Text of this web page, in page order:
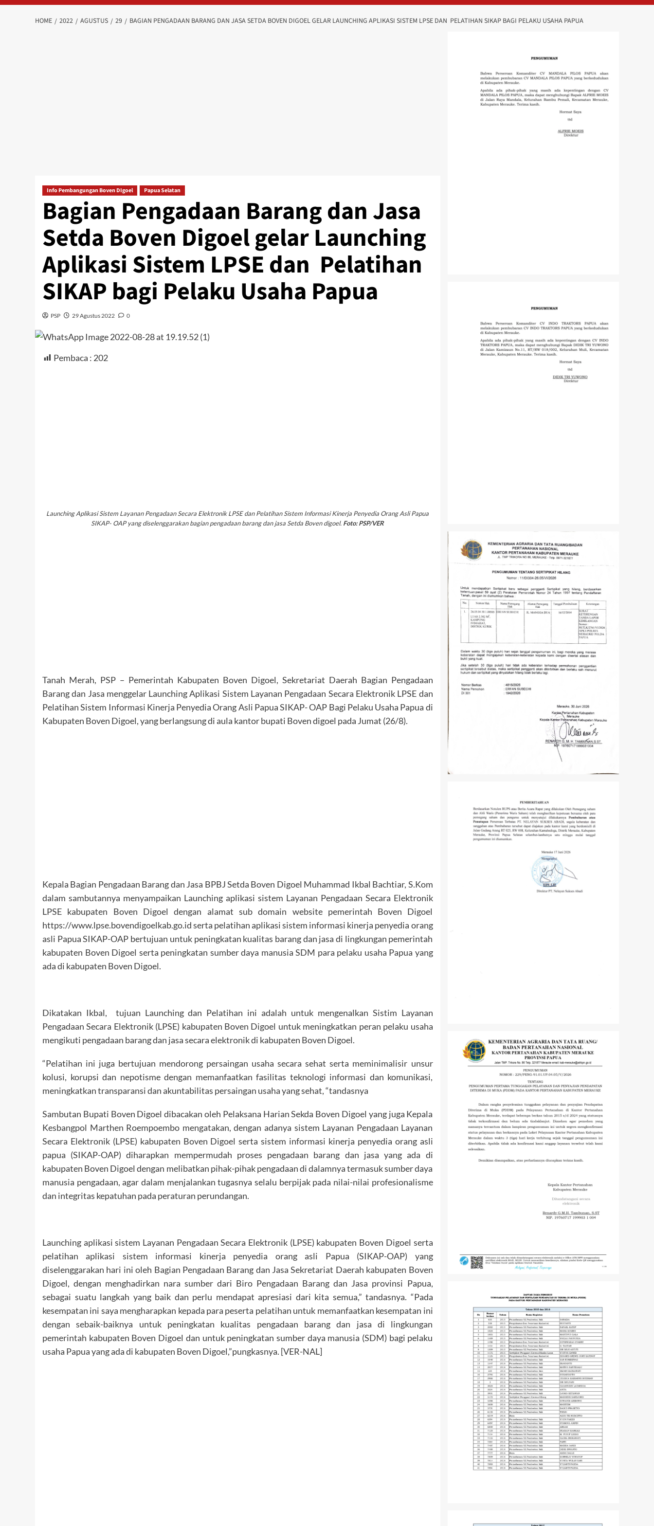
HOME 2022 AGUSTUS 29 BAGIAN PENGADAAN BARANG DAN JASA SETDA BOVEN DIGOEL GELAR LAUNCHING APLIKASI SISTEM LPSE DAN PELATIHAN SIKAP BAGI PELAKU USAHA PAPUA
Info Pembangungan Boven DIgoel Papua Selatan
Bagian Pengadaan Barang dan Jasa
Setda Boven Digoel gelar Launching
Aplikasi Sistem LPSE dan Pelatihan
SIKAP bagi Pelaku Usaha Papua
PSP 29 Agustus 2022 0
Pembaca : 202
Launching Aplikasi Sistem Layanan Pengadaan Secara Elektronik LPSE dan Pelatihan Sistem Informasi Kinerja Penyedia Orang Asli Papua
SIKAP- OAP yang diselenggarakan bagian pengadaan barang dan jasa Setda Boven digoel. Foto: PSP/VER
Tanah Merah, PSP – Pemerintah Kabupaten Boven Digoel, Sekretariat Daerah Bagian Pengadaan
Barang dan Jasa menggelar Launching Aplikasi Sistem Layanan Pengadaan Secara Elektronik LPSE dan
Pelatihan Sistem Informasi Kinerja Penyedia Orang Asli Papua SIKAP- OAP Bagi Pelaku Usaha Papua di
Kabupaten Boven Digoel, yang berlangsung di aula kantor bupati Boven digoel pada Jumat (26/8).
Kepala Bagian Pengadaan Barang dan Jasa BPBJ Setda Boven Digoel Muhammad Ikbal Bachtiar, S.Kom
dalam sambutannya menyampaikan Launching aplikasi sistem Layanan Pengadaan Secara Elektronik
LPSE kabupaten Boven Digoel dengan alamat sub domain website pemerintah Boven Digoel
https://www.lpse.bovendigoelkab.go.id serta pelatihan aplikasi sistem informasi kinerja penyedia orang
asli Papua SIKAP-OAP bertujuan untuk peningkatan kualitas barang dan jasa di lingkungan pemerintah
kabupaten Boven Digoel serta peningkatan sumber daya manusia SDM para pelaku usaha Papua yang
ada di kabupaten Boven Digoel.
Dikatakan Ikbal, tujuan Launching dan Pelatihan ini adalah untuk mengenalkan Sistim Layanan
Pengadaan Secara Elektronik (LPSE) kabupaten Boven Digoel untuk meningkatkan peran pelaku usaha
mengikuti pengadaan barang dan jasa secara elektronik di kabupaten Boven Digoel.
“Pelatihan ini juga bertujuan mendorong persaingan usaha secara sehat serta meminimalisir unsur
kolusi, korupsi dan nepotisme dengan memanfaatkan fasilitas teknologi informasi dan komunikasi,
meningkatkan transparansi dan akuntabilitas persaingan usaha yang sehat, “tandasnya
Sambutan Bupati Boven Digoel dibacakan oleh Pelaksana Harian Sekda Boven Digoel yang juga Kepala
Kesbangpol Marthen Roempoembo mengatakan, dengan adanya sistem Layanan Pengadaan Layanan
Secara Elektronik (LPSE) kabupaten Boven Digoel serta sistem informasi kinerja penyedia orang asli
papua (SIKAP-OAP) diharapkan mempermudah proses pengadaan barang dan jasa yang ada di
kabupaten Boven Digoel dengan melibatkan pihak-pihak pengadaan di dalamnya termasuk sumber daya
manusia pengadaan, agar dalam menjalankan tugasnya selalu berpijak pada nilai-nilai profesionalisme
dan integritas kepatuhan pada peraturan perundangan.
Launching aplikasi sistem Layanan Pengadaan Secara Elektronik (LPSE) kabupaten Boven Digoel serta
pelatihan aplikasi sistem informasi kinerja penyedia orang asli Papua (SIKAP-OAP) yang
diselenggarakan hari ini oleh Bagian Pengadaan Barang dan Jasa Sekretariat Daerah kabupaten Boven
Digoel, dengan menghadirkan nara sumber dari Biro Pengadaan Barang dan Jasa provinsi Papua,
sebagai suatu langkah yang baik dan perlu mendapat apresiasi dari kita semua,” tandasnya. “Pada
kesempatan ini saya mengharapkan kepada para peserta pelatihan untuk memanfaatkan kesempatan ini
dengan sebaik-baiknya untuk peningkatan kualitas pengadaan barang dan jasa di lingkungan
pemerintah kabupaten Boven Digoel dan untuk peningkatan sumber daya manusia (SDM) bagi pelaku
usaha Papua yang ada di kabupaten Boven Digoel,”pungkasnya. [VER-NAL]